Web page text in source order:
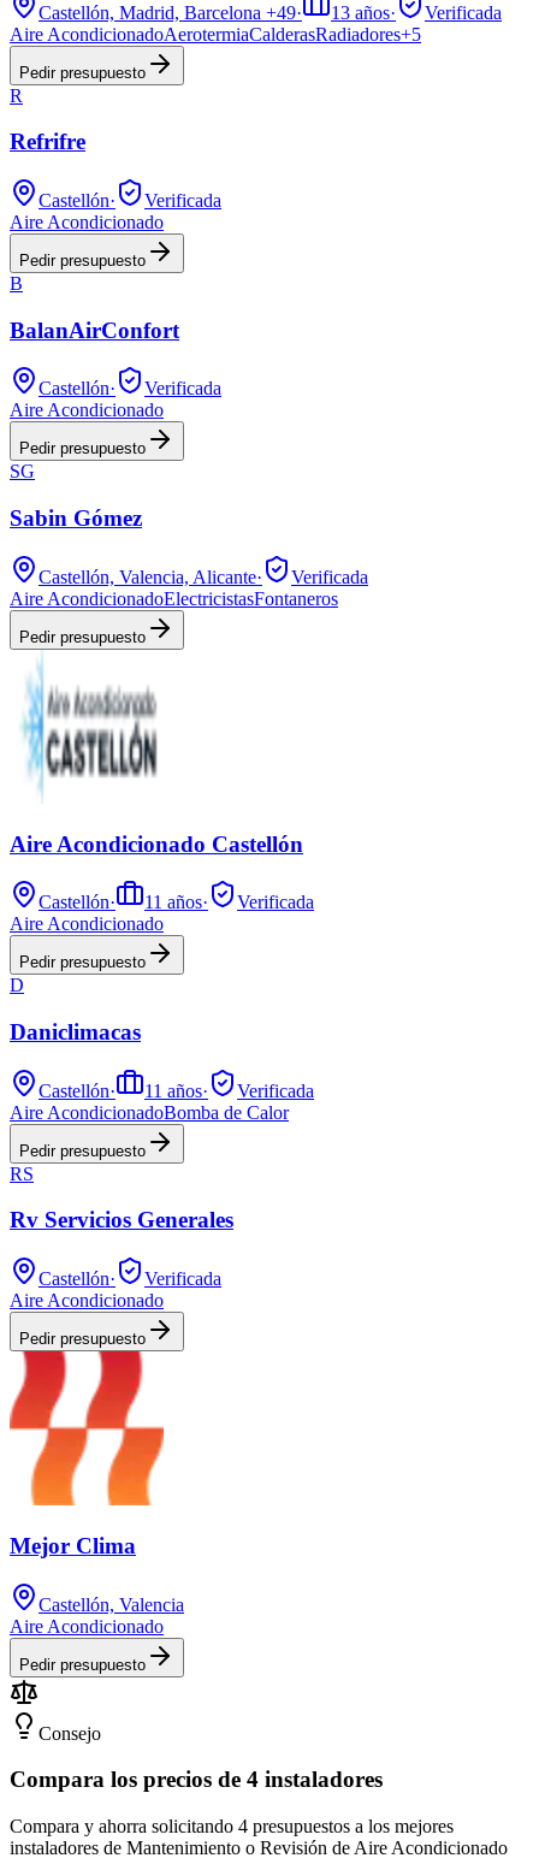
Castellón, Madrid, Barcelona +49· 13 años·
Verificada
Aire AcondicionadoAerotermiaCalderasRadiadores+5
Pedir presupuesto
R
Refrifre
Castellón·
Verificada
Aire Acondicionado
Pedir presupuesto
B
BalanAirConfort
Castellón·
Verificada
Aire Acondicionado
Pedir presupuesto
SG
Sabin Gómez
Castellón, Valencia, Alicante·
Verificada
Aire AcondicionadoElectricistasFontaneros
Pedir presupuesto
Aire Acondicionado Castellón
Castellón· 11 años·
Verificada
Aire Acondicionado
Pedir presupuesto
D
Daniclimacas
Castellón· 11 años·
Verificada
Aire AcondicionadoBomba de Calor
Pedir presupuesto
RS
Rv Servicios Generales
Castellón·
Verificada
Aire Acondicionado
Pedir presupuesto
Mejor Clima
Castellón, Valencia
Aire Acondicionado
Pedir presupuesto
Consejo
Compara los precios de 4 instaladores
Compara y ahorra solicitando 4 presupuestos a los mejores
instaladores de Mantenimiento o Revisión de Aire Acondicionado